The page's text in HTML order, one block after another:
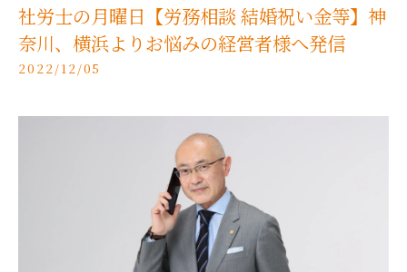
社労士の月曜日【労務相談 結婚祝い金等】神
奈川、横浜よりお悩みの経営者様へ発信
2022/12/05